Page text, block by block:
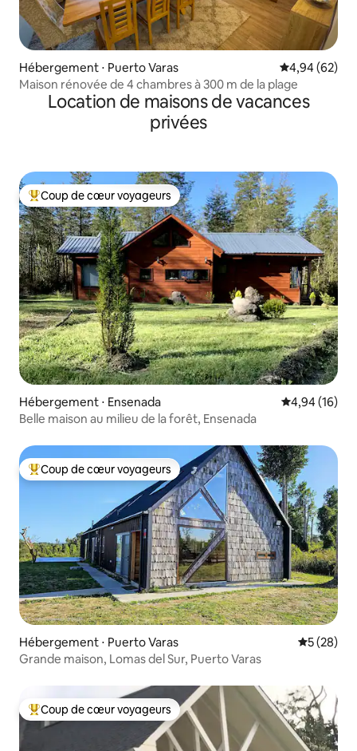
Hébergement ⋅ Puerto Varas Évaluation
4,94 (62)
Maison rénovée de 4 chambres à 300 m de la plage
Location de maisons de vacances
privées
Coups de cœur voyageurs les plus appréciés
Coup de cœur voyageurs
Hébergement ⋅ Ensenada Évaluation
4,94 (16)
Belle maison au milieu de la forêt, Ensenada
Coups de cœur voyageurs les plus appréciés
Coup de cœur voyageurs
Hébergement ⋅ Puerto Varas
5 (28)
Grande maison, Lomas del Sur, Puerto Varas
Coups de cœur voyageurs les plus appréciés
Coup de cœur voyageurs